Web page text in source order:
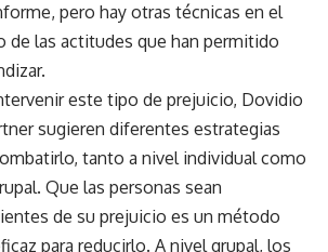
pero hay otras técnicas en el
de las actitudes que han permitido
este tipo de prejuicio, Dovidio
sugieren diferentes estrategias
tanto a nivel individual como
Que las personas sean
de su prejuicio es un método
para reducirlo. A nivel grupal, los